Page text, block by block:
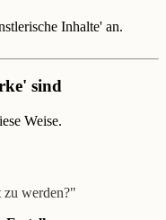
Inhalte' an.
sind
Weise.
zu werden?"